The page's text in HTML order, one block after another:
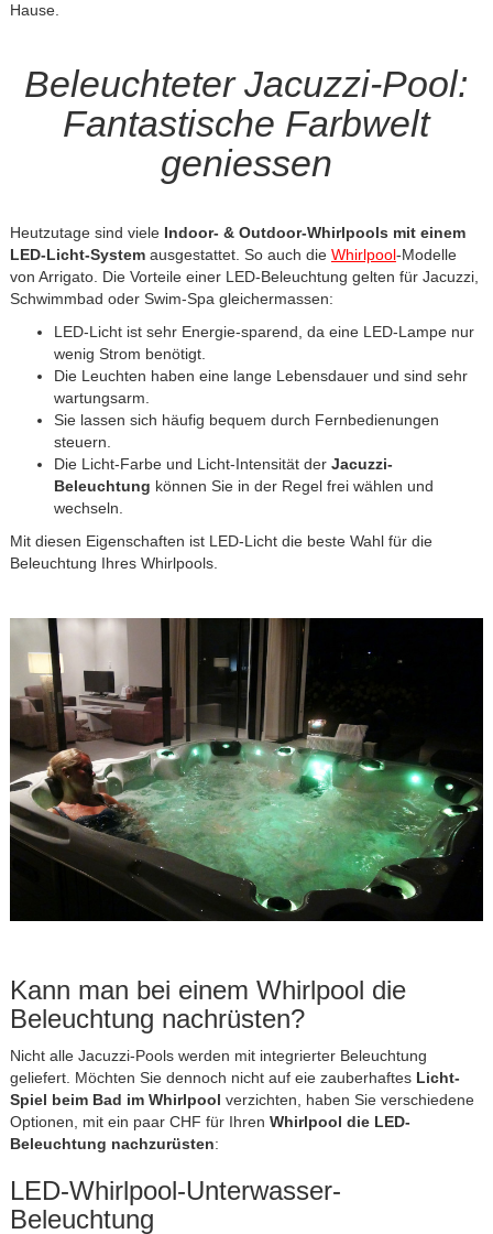
Hause.
Beleuchteter Jacuzzi-Pool:
Fantastische Farbwelt
geniessen
Heutzutage sind viele Indoor- & Outdoor-Whirlpools mit einem
LED-Licht-Systemausgestattet. So auch die Whirlpool-Modelle
von Arrigato. Die Vorteile einer LED-Beleuchtung gelten für Jacuzzi,
Schwimmbad oder Swim-Spa gleichermassen:
LED-Licht ist sehr Energie-sparend, da eine LED-Lampe nur
wenig Strom benötigt.
Die Leuchten haben eine lange Lebensdauer und sind sehr
wartungsarm.
Sie lassen sich häufig bequem durch Fernbedienungen
steuern.
Die Licht-Farbe und Licht-Intensität der Jacuzzi-
Beleuchtung können Sie in der Regel frei wählen und
wechseln.
Mit diesen Eigenschaften ist LED-Licht die beste Wahl für die
Beleuchtung Ihres Whirlpools.
Kann man bei einem Whirlpool die
Beleuchtung nachrüsten?
Nicht alle Jacuzzi-Pools werden mit integrierter Beleuchtung
geliefert. Möchten Sie dennoch nicht auf eie zauberhaftes Licht-
Spiel beim Bad im Whirlpool verzichten, haben Sie verschiedene
Optionen, mit ein paar CHF für Ihren Whirlpool die LED-
Beleuchtung nachzurüsten:
LED-Whirlpool-Unterwasser-
Beleuchtung